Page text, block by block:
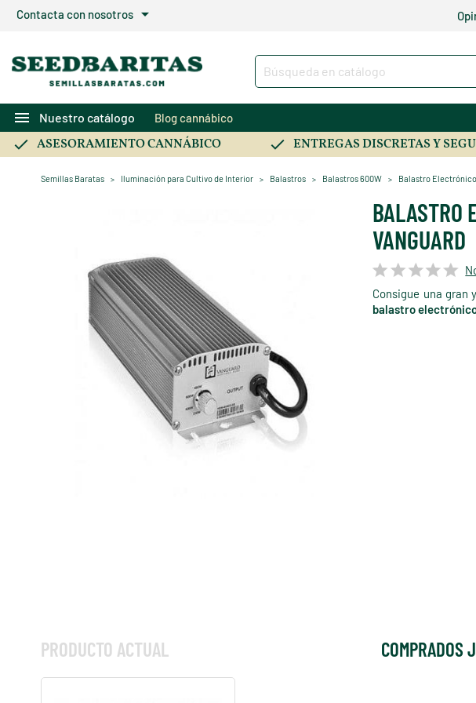
Contacta con nosotros arrow_drop_down
menu Nuestro catálogo Blog cannábico
ASESORAMIENTO CANNÁBICO ENTREGAS DISCRETAS Y
Semillas Baratas Iluminación para Cultivo de Interior Balastros Balastros 600W Balastro
BALASTRO
VANGUARD
Consigue una gran
balastro
PRODUCTO ACTUAL COMPRADOS